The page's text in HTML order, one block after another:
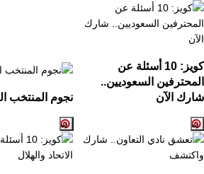
كويز: 10 أسئلة عن
المحترفين السعوديين..
شارك الآن
نجوم المنتخب